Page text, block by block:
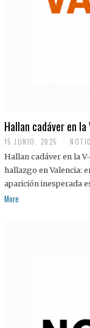
Hallan cadáver en
15 JUNIO, 2025
Hallan cadáver en la
hallazgo en Valencia:
aparición inesperada
More